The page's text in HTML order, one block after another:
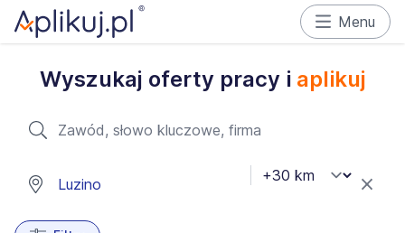
Menu
Wyszukaj oferty pracy i aplikuj